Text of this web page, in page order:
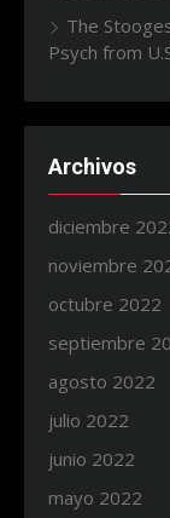
The
Psych from
Archivos
diciembre
noviembre
octubre 2022
septiembre
agosto 2022
julio 2022
junio 2022
mayo 2022